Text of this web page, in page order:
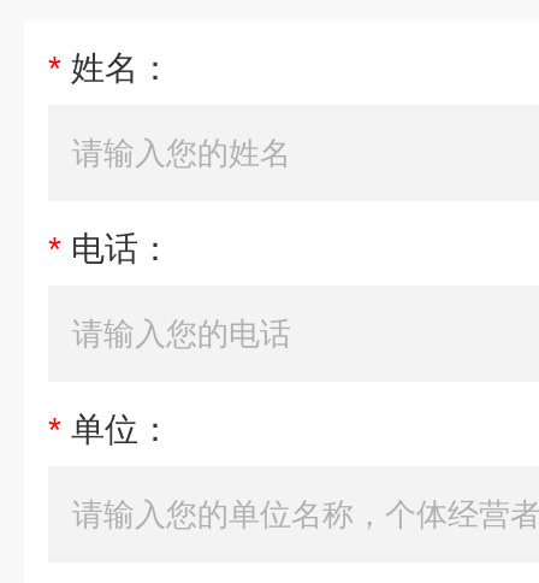
* 姓名：
* 电话：
* 单位：